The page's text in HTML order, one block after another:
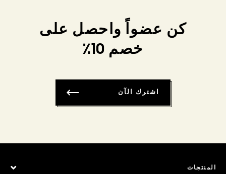
كن عضواً واحصل على
خصم 10٪
اشترك الآن
المنتجات